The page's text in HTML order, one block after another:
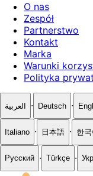
O nas
Zespół
Partnerstwo
Kontakt
Marka
Warunki
Polityka
العربية · Deutsch ·
Italiano · 日本語 · 한국
Русский · Türkçe ·